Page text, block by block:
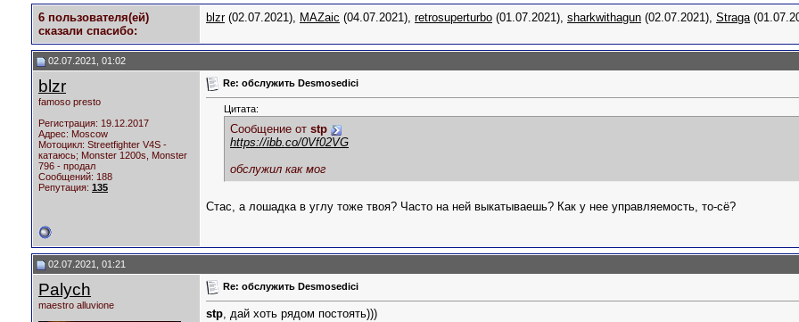
6 пользователя(ей)
сказали cпасибо:
blzr(02.07.2021), MAZaic (04.07.2021), retrosuperturbo (01.07.2021), sharkwithagun (02.07.2021), Straga
02.07.2021, 01:02
blzr
famoso presto
Регистрация: 19.12.2017
Адрес: Moscow
Мотоцикл: Streetfighter V4S -
катаюсь; Monster 1200s, Monster
796 - продал
Сообщений: 188
Репутация: 135
Re: обслужить Desmosedici
Цитата:
Сообщение от stp
https://ibb.co/0Vf02VG
обслужил как мог
Стас, а лошадка в углу тоже твоя? Часто на ней выкатываешь? Как у нее управляемость, то-сё?
02.07.2021, 01:21
Palych
maestro alluvione
Re: обслужить Desmosedici
stp, дай хоть рядом постоять)))